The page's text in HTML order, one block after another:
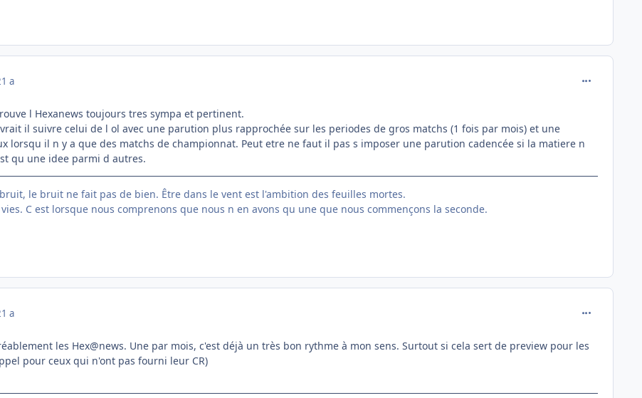
a
l Hexanews toujours tres sympa et pertinent.
il suivre celui de l ol avec une parution plus rapprochée sur les periodes de gros matchs (1 fois par mois) et une
lorsqu il n y a que des matchs de championnat. Peut etre ne faut il pas s imposer une parution cadencée si la matiere n
qu une idee parmi d autres.
le bruit ne fait pas de bien. Être dans le vent est l'ambition des feuilles mortes.
C est lorsque nous comprenons que nous n en avons qu une que nous commençons la seconde.
a
les Hex@news. Une par mois, c'est déjà un très bon rythme à mon sens. Surtout si cela sert de preview pour les
pour ceux qui n'ont pas fourni leur CR)